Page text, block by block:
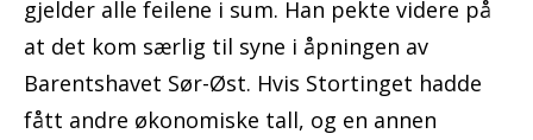
gjelder alle feilene i sum. Han pekte videre på
at det kom særlig til syne i åpningen av
Barentshavet Sør-Øst. Hvis Stortinget hadde
fått andre økonomiske tall, og en annen